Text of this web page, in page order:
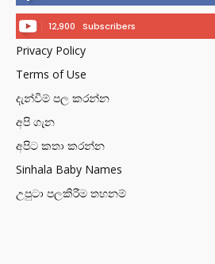
12,900 Subscribers
Privacy Policy
Terms of Use
දැන්වීම් පල කරන්න
අපි ගැන
අපිට කතා කරන්න
Sinhala Baby Names
උපුටා පලකිරීම තහනම්